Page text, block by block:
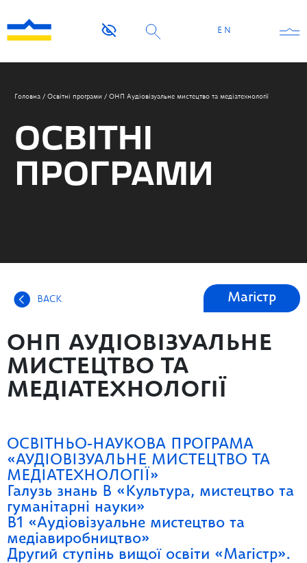
EN
Головна / Освітні програми / ОНП Аудіовізуальне мистецтво та медіатехнології
ОСВІТНІ
ПРОГРАМИ
BACK Магістр
ОНП АУДІОВІЗУАЛЬНЕ
МИСТЕЦТВО ТА
МЕДІАТЕХНОЛОГІЇ
ОСВІТНЬО-НАУКОВА ПРОГРАМА
«АУДІОВІЗУАЛЬНЕ МИСТЕЦТВО ТА
МЕДІАТЕХНОЛОГІЇ»
Галузь знань В «Культура, мистецтво та
гуманітарні науки»
B1 «Аудіовізуальне мистецтво та
медіавиробництво»
Другий ступінь вищої освіти «Магістр».